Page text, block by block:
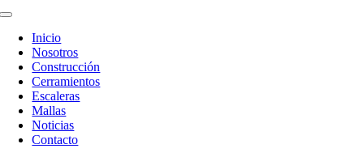
Toggle
Navigation
Inicio
Nosotros
Construcción
Cerramientos
Escaleras
Mallas
Noticias
Contacto